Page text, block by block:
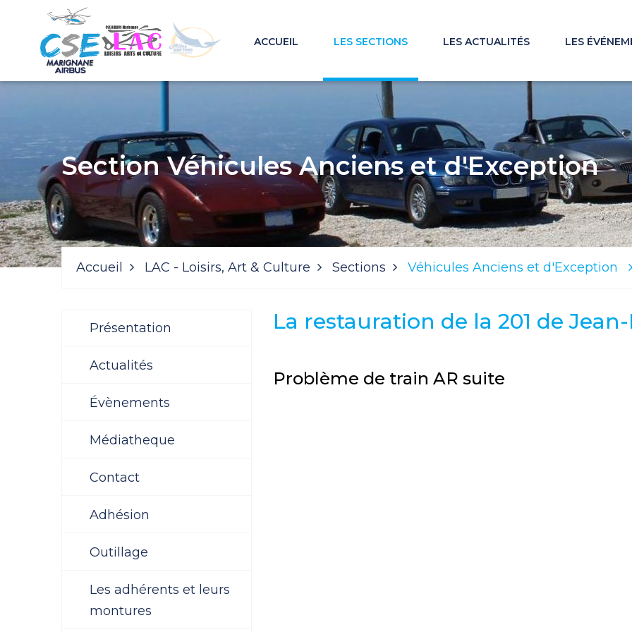
ACCUEIL LES SECTIONS LES ACTUALITÉS LES
Section Véhicules Anciens et d'Exception
Accueil LAC - Loisirs, Art & Culture Sections Véhicules Anciens et d'Exception
Présentation
Actualités
Évènements
Médiatheque
Contact
Adhésion
Outillage
Les adhérents et leurs
montures
La restauration de la 201 de
Problème de train AR suite